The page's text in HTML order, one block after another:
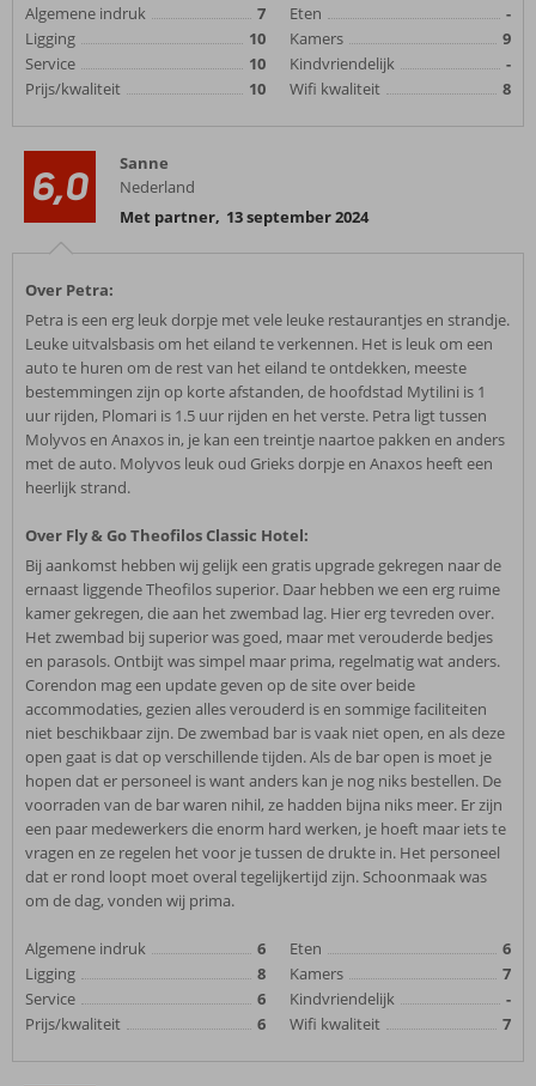
Algemene indruk
7
Ligging
10
Service
10
Prijs/kwaliteit
10
Eten
-
Kamers
9
Kindvriendelijk
-
Wifi kwaliteit
8
6,0
Sanne
Nederland
Met partner, 13 september 2024
Over Petra:
Petra is een erg leuk dorpje met vele leuke restaurantjes en strandje.
Leuke uitvalsbasis om het eiland te verkennen. Het is leuk om een
auto te huren om de rest van het eiland te ontdekken, meeste
bestemmingen zijn op korte afstanden, de hoofdstad Mytilini is 1
uur rijden, Plomari is 1.5 uur rijden en het verste. Petra ligt tussen
Molyvos en Anaxos in, je kan een treintje naartoe pakken en anders
met de auto. Molyvos leuk oud Grieks dorpje en Anaxos heeft een
heerlijk strand.
Over Fly & Go Theofilos Classic Hotel:
Bij aankomst hebben wij gelijk een gratis upgrade gekregen naar de
ernaast liggende Theofilos superior. Daar hebben we een erg ruime
kamer gekregen, die aan het zwembad lag. Hier erg tevreden over.
Het zwembad bij superior was goed, maar met verouderde bedjes
en parasols. Ontbijt was simpel maar prima, regelmatig wat anders.
Corendon mag een update geven op de site over beide
accommodaties, gezien alles verouderd is en sommige faciliteiten
niet beschikbaar zijn. De zwembad bar is vaak niet open, en als deze
open gaat is dat op verschillende tijden. Als de bar open is moet je
hopen dat er personeel is want anders kan je nog niks bestellen. De
voorraden van de bar waren nihil, ze hadden bijna niks meer. Er zijn
een paar medewerkers die enorm hard werken, je hoeft maar iets te
vragen en ze regelen het voor je tussen de drukte in. Het personeel
dat er rond loopt moet overal tegelijkertijd zijn. Schoonmaak was
om de dag, vonden wij prima.
Algemene indruk
6
Ligging
8
Service
6
Prijs/kwaliteit
6
Eten
6
Kamers
7
Kindvriendelijk
-
Wifi kwaliteit
7